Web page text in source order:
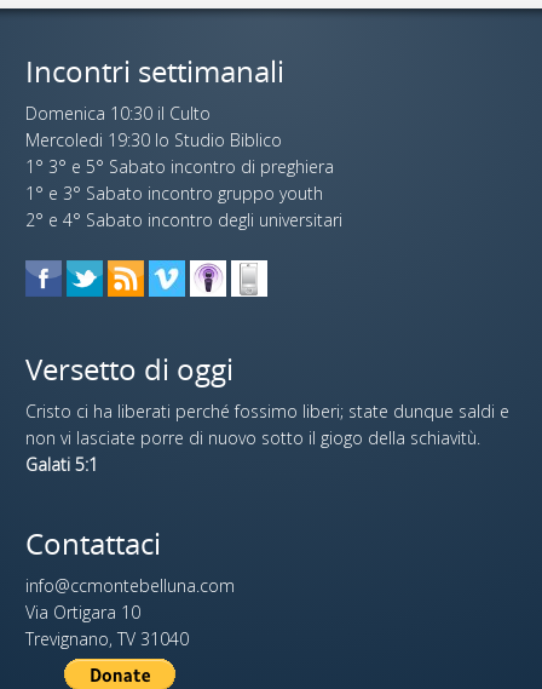
Incontri settimanali
Domenica 10:30 il Culto
Mercoledi 19:30 lo Studio Biblico
1° 3° e 5° Sabato incontro di preghiera
1° e 3° Sabato incontro gruppo youth
2° e 4° Sabato incontro degli universitari
Versetto di oggi
Cristo ci ha liberati perché fossimo liberi; state dunque saldi e
non vi lasciate porre di nuovo sotto il giogo della schiavitù.
Galati 5:1
Contattaci
info@ccmontebelluna.com
Via Ortigara 10
Trevignano, TV 31040